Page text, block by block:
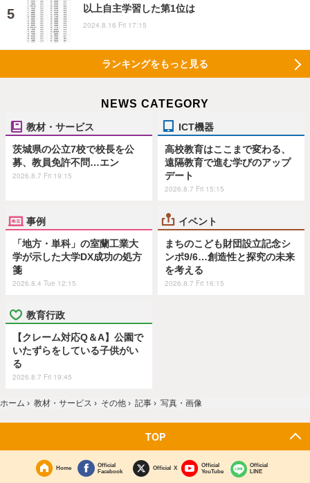
以上自主学習した第1位は
2024.8.16 Fri 17:15
ランキングをもっと見る
NEWS CATEGORY
教材・サービス
茨城県の公立7校で校長を公
募、教員免許不問…エン
2026.8.7 Fri 19:15
ICT機器
高校教育はここまで変わる、
遠隔教育で進む学びのアップ
デート
2026.8.7 Fri 15:15
事例
「地方・単科」の室蘭工業大
学が示した大学DX成功の処方
箋
2026.8.4 Tue 12:15
イベント
まちのこども財団設立記念シ
ンポ9/6…創造性と探究の未来
を考える
2026.8.7 Fri 16:15
教育行政
【クレーム対応Q＆A】公園で
いたずらをしている子供がい
る
2026.8.7 Fri 19:45
ホーム › 教材・サービス › その他 › 記事 › 写真・画像
TOP
Home
Official
Facebook
Official X
Official
YouTube
Official
LINE